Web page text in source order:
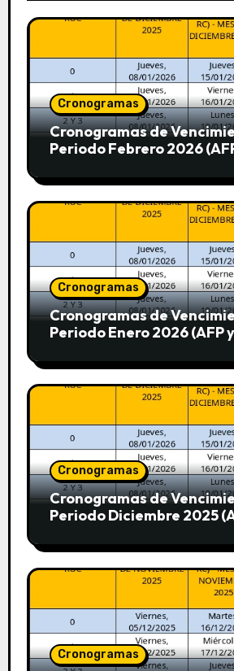
Cronogramas
Cronogramas de
Periodo Febrero 2026
Cronogramas
Cronogramas de
Periodo Enero 2026 (AFP
Cronogramas
Cronogramas de
Periodo Diciembre 2025
Cronogramas